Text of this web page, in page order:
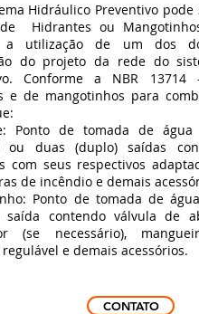
Hidráulico Preventivo pode
Hidrantes ou
a utilização de um dos
do projeto da rede do
Conforme a NBR 13714
e de mangotinhos para
Ponto de tomada de
ou duas (duplo) saídas
com seus respectivos
de incêndio e demais
Ponto de tomada de
saída contendo válvula de
(se necessário),
e demais acessórios.
CONTATO